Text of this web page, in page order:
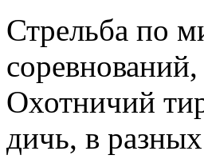
Стрельба по
Охотничий
дичь, в